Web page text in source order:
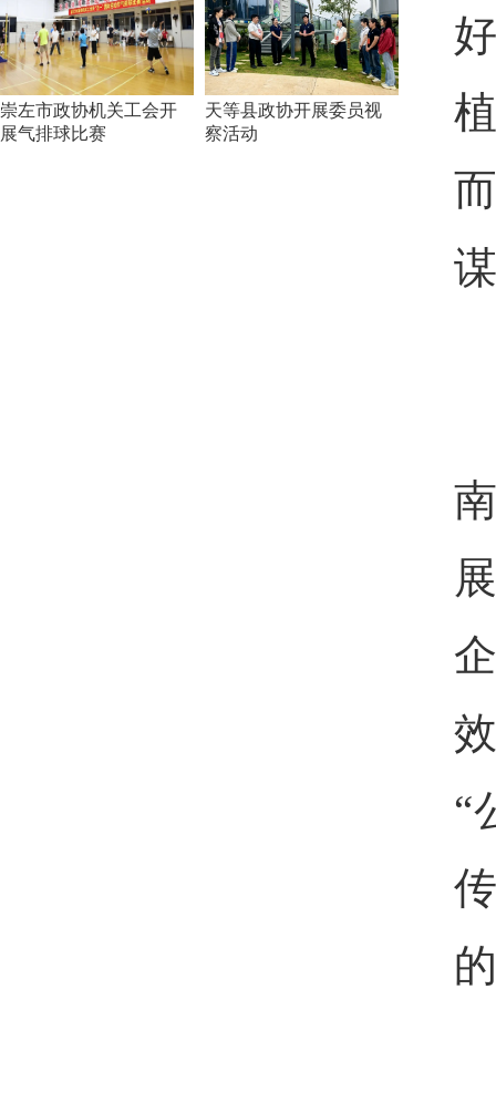
崇左市政协机关工会开
展气排球比赛
天等县政协开展委员视
察活动
“